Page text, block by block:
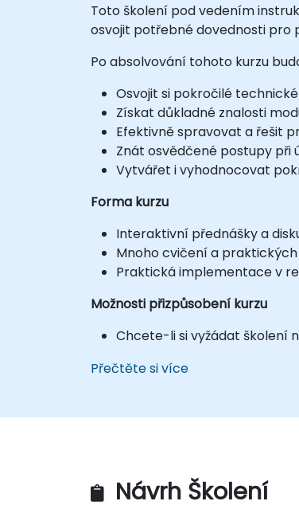
Toto školení pod vedením
osvojit potřebné dovednosti pro
Po absolvování tohoto kurzu
Osvojit si pokročilé
Získat důkladné znalosti
Efektivně spravovat a řešit
Znát osvědčené postupy při
Vytvářet i vyhodnocovat
Forma kurzu
Interaktivní přednášky a
Mnoho cvičení a
Praktická implementace v
Možnosti přizpůsobení kurzu
Chcete-li si vyžádat školení
Přečtěte si více
Návrh Školení